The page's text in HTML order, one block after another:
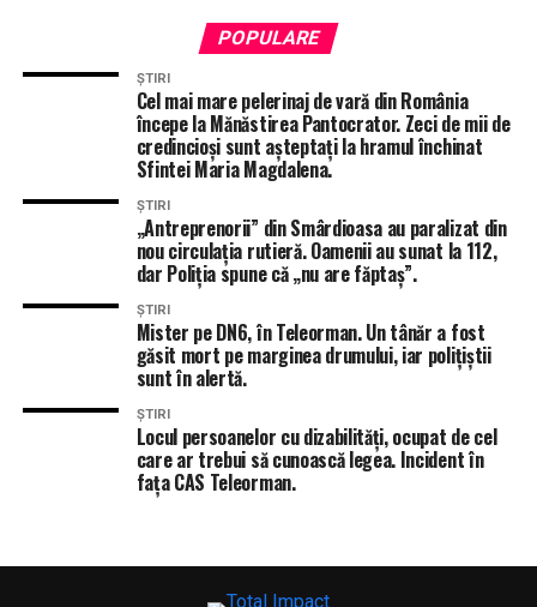
avertizat ca am ramas ultimul pe lista de oameni pe
care acesta vrea să-i distrugă, pentru ca as fi
“contribuit” la dosarul ICA.
Am fost acuzat că locuiesc intr-o casa detinuta de
firma al carei proprietar sunt, in vreme ce altii pun
averea de zeci de milioane de euro pe numele
concubinei pentru a evita sechestrul ANAF sau
deruleaza afaceri prin interpusi (nepoata, cumnata,
In orice moment si in orice format, sunt deschis sa
particip la o dezbatere in studiourile Antenei3 pe
teme precum: averi ascunse, bani facuti ilegal sau
delatiunea ca mod de viata.
Fac precizarea ca în toata activitatea mea politica de
14 ani, nu a existat niciodata vreo ancheta la adresa
mea, cu exceptia plangerilor mai sus mentionate
facute de delatorul Ciuvica Mugur.
amenintari si santaj mediatic de tip securist nu isi are
locul intr-un stat membru al Uniunii Europene si al
POPULARE
ȘTIRI
Cel mai mare pelerinaj de vară din România
începe la Mănăstirea Pantocrator. Zeci de mii de
credincioși sunt așteptați la hramul închinat
Sfintei Maria Magdalena.
ȘTIRI
„Antreprenorii” din Smârdioasa au paralizat din
nou circulația rutieră. Oamenii au sunat la 112,
dar Poliția spune că „nu are făptaș”.
ȘTIRI
Mister pe DN6, în Teleorman. Un tânăr a fost
găsit mort pe marginea drumului, iar polițiștii
sunt în alertă.
ȘTIRI
Locul persoanelor cu dizabilități, ocupat de cel
care ar trebui să cunoască legea. Incident în
fața CAS Teleorman.